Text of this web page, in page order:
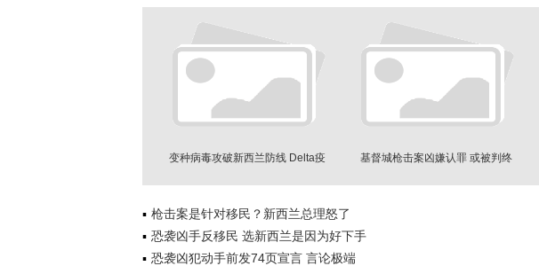
变种病毒攻破新西兰防线 Delta疫
基督城枪击案凶嫌认罪 或被判终
枪击案是针对移民？新西兰总理怒了
恐袭凶手反移民 选新西兰是因为好下手
恐袭凶犯动手前发74页宣言 言论极端